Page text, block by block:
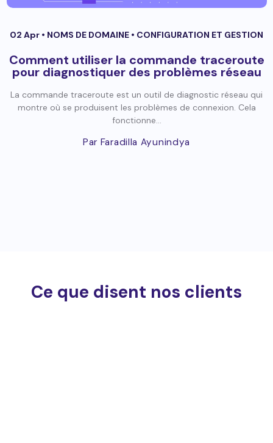
02 Apr • NOMS DE DOMAINE • CONFIGURATION ET GESTION
Comment utiliser la commande traceroute
pour diagnostiquer des problèmes réseau
La commande traceroute est un outil de diagnostic réseau qui
montre où se produisent les problèmes de connexion. Cela
fonctionne...
Par Faradilla Ayunindya
Ce que disent nos clients